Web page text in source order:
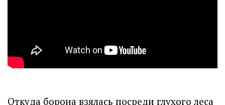
Откуда борона взялась посреди глухого леса